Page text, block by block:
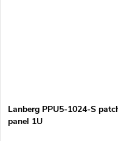
Lanberg PPU5-1024-S
panel 1U